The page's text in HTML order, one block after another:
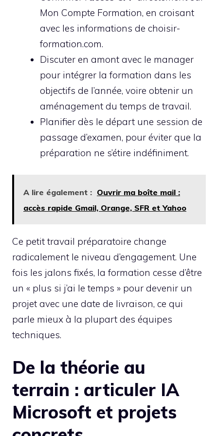
Mon Compte Formation, en croisant
avec les informations de choisir-
formation.com.
Discuter en amont avec le manager
pour intégrer la formation dans les
objectifs de l’année, voire obtenir un
aménagement du temps de travail.
Planifier dès le départ une session de
passage d’examen, pour éviter que la
préparation ne s’étire indéfiniment.
A lire également : Ouvrir ma boîte mail :
accès rapide Gmail, Orange, SFR et Yahoo
Ce petit travail préparatoire change
radicalement le niveau d’engagement. Une
fois les jalons fixés, la formation cesse d’être
un « plus si j’ai le temps » pour devenir un
projet avec une date de livraison, ce qui
parle mieux à la plupart des équipes
techniques.
De la théorie au
terrain : articuler IA
Microsoft et projets